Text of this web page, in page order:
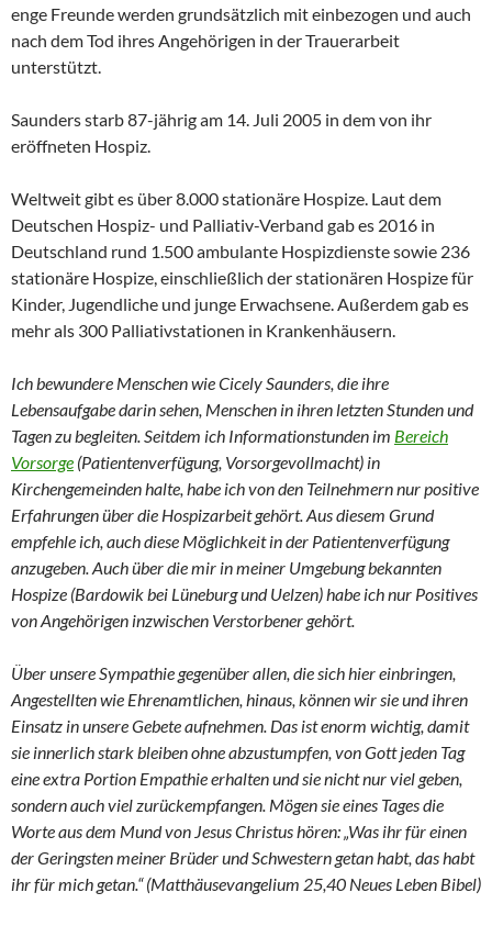
enge Freunde werden grundsätzlich mit einbezogen und auch
nach dem Tod ihres Angehörigen in der Trauerarbeit
unterstützt.
Saunders starb 87-jährig am 14. Juli 2005 in dem von ihr
eröffneten Hospiz.
Weltweit gibt es über 8.000 stationäre Hospize. Laut dem
Deutschen Hospiz- und Palliativ-Verband gab es 2016 in
Deutschland rund 1.500 ambulante Hospizdienste sowie 236
stationäre Hospize, einschließlich der stationären Hospize für
Kinder, Jugendliche und junge Erwachsene. Außerdem gab es
mehr als 300 Palliativstationen in Krankenhäusern.
Ich bewundere Menschen wie Cicely Saunders, die ihre
Lebensaufgabe darin sehen, Menschen in ihren letzten Stunden und
Tagen zu begleiten. Seitdem ich Informationstunden im Bereich
Vorsorge (Patientenverfügung, Vorsorgevollmacht) in
Kirchengemeinden halte, habe ich von den Teilnehmern nur positive
Erfahrungen über die Hospizarbeit gehört. Aus diesem Grund
empfehle ich, auch diese Möglichkeit in der Patientenverfügung
anzugeben. Auch über die mir in meiner Umgebung bekannten
Hospize (Bardowik bei Lüneburg und Uelzen) habe ich nur Positives
von Angehörigen inzwischen Verstorbener gehört.
Über unsere Sympathie gegenüber allen, die sich hier einbringen,
Angestellten wie Ehrenamtlichen, hinaus, können wir sie und ihren
Einsatz in unsere Gebete aufnehmen. Das ist enorm wichtig, damit
sie innerlich stark bleiben ohne abzustumpfen, von Gott jeden Tag
eine extra Portion Empathie erhalten und sie nicht nur viel geben,
sondern auch viel zurückempfangen. Mögen sie eines Tages die
Worte aus dem Mund von Jesus Christus hören: „Was ihr für einen
der Geringsten meiner Brüder und Schwestern getan habt, das habt
ihr für mich getan.“ (Matthäusevangelium 25,40 Neues Leben Bibel)